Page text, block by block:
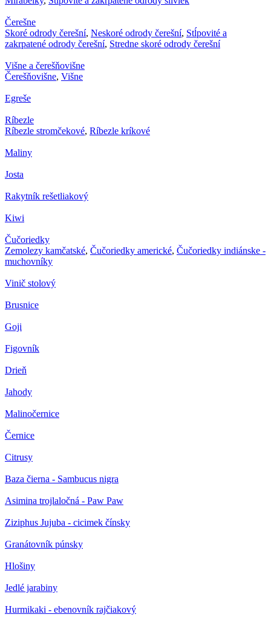
Čerešne
Skoré odrody čerešní, Neskoré odrody čerešní, Stĺpovité a
zakrpatené odrody čerešní, Stredne skoré odrody čerešní
Višne a čerešňovišne
Čerešňovišne, Višne
Egreše
Ríbezle
Ríbezle stromčekové, Ríbezle kríkové
Maliny
Josta
Rakytník rešetliakový
Kiwi
Čučoriedky
Zemolezy kamčatské, Čučoriedky americké, Čučoriedky indiánske -
muchovníky
Vinič stolový
Brusnice
Goji
Figovník
Drieň
Jahody
Malinočernice
Černice
Citrusy
Baza čierna - Sambucus nigra
Asimina trojlaločná - Paw Paw
Ziziphus Jujuba - cicimek čínsky
Granátovník púnsky
Hlošiny
Jedlé jarabiny
Hurmikaki - ebenovník rajčiakový